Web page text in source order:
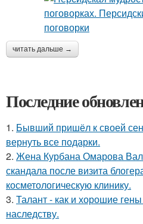
читать дальше →
Последние
1. Бывший пришёл к своей
вернуть все подарки.
2. Жена Курбана Омарова
скандала после визита
косметологическую клинику.
3. Талант - как и хорошие
наследству.